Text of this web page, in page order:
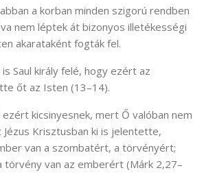
a korban minden szigorú rendben
nem léptek át bizonyos illetékességi
akarataként fogták fel.
Saul király felé, hogy ezért az
őt az Isten (13–14).
kicsinyesnek, mert Ő valóban nem
Krisztusban ki is jelentette,
van a szombatért, a törvényért;
törvény van az emberért (Márk 2,27–